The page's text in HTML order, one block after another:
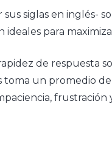
siglas en inglés-
para
de respuesta
toma un promedio
frustración